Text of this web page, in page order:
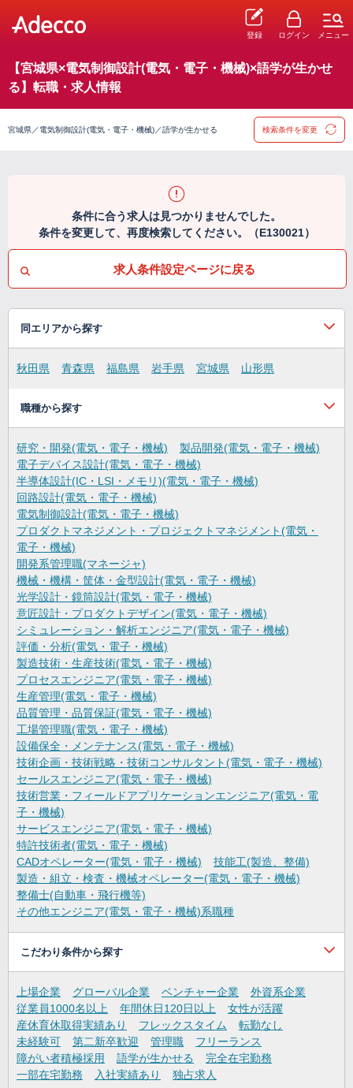
登録 ログイン メニュー
【宮城県×電気制御設計(電気・電子・機械)×語学が生かせ
る】転職・求人情報
宮城県／電気制御設計(電気・電子・機械)／語学が生かせる 検索条件を変更
条件に合う求人は見つかりませんでした。
条件を変更して、再度検索してください。（E130021）
求人条件設定ページに戻る
同エリアから探す
秋田県 青森県 福島県 岩手県 宮城県 山形県
職種から探す
研究・開発(電気・電子・機械)
製品開発(電気・電子・機械)
電子デバイス設計(電気・電子・機械)
半導体設計(IC・LSI・メモリ)(電気・電子・機械)
回路設計(電気・電子・機械)
電気制御設計(電気・電子・機械)
プロダクトマネジメント・プロジェクトマネジメント(電気・
電子・機械)
開発系管理職(マネージャ)
機械・機構・筐体・金型設計(電気・電子・機械)
光学設計・鏡筒設計(電気・電子・機械)
意匠設計・プロダクトデザイン(電気・電子・機械)
シミュレーション・解析エンジニア(電気・電子・機械)
評価・分析(電気・電子・機械)
製造技術・生産技術(電気・電子・機械)
プロセスエンジニア(電気・電子・機械)
生産管理(電気・電子・機械)
品質管理・品質保証(電気・電子・機械)
工場管理職(電気・電子・機械)
設備保全・メンテナンス(電気・電子・機械)
技術企画・技術戦略・技術コンサルタント(電気・電子・機械)
セールスエンジニア(電気・電子・機械)
技術営業・フィールドアプリケーションエンジニア(電気・電
子・機械)
サービスエンジニア(電気・電子・機械)
特許技術者(電気・電子・機械)
CADオペレーター(電気・電子・機械)
技能工(製造、整備)
製造・組立・検査・機械オペレーター(電気・電子・機械)
整備士(自動車・飛行機等)
その他エンジニア(電気・電子・機械)系職種
こだわり条件から探す
上場企業 グローバル企業 ベンチャー企業
外資系企業
従業員1000名以上
年間休日120日以上
女性が活躍
産休育休取得実績あり
フレックスタイム
転勤なし
未経験可
第二新卒歓迎 管理職
フリーランス
障がい者積極採用
語学が生かせる
完全在宅勤務
一部在宅勤務
入社実績あり 独占求人